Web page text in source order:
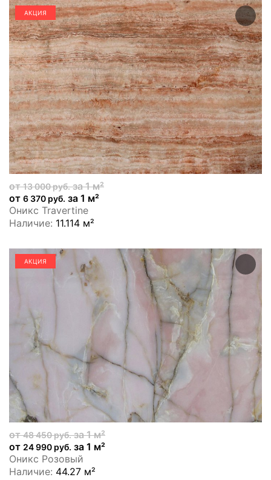
АКЦИЯ
от13 000 руб.за 1 м²
от 6 370 руб. за 1 м²
Оникс Travertine
Наличие: 11.114 м²
АКЦИЯ
от48 450 руб.за 1 м²
от 24 990 руб. за 1 м²
Оникс Розовый
Наличие: 44.27 м²